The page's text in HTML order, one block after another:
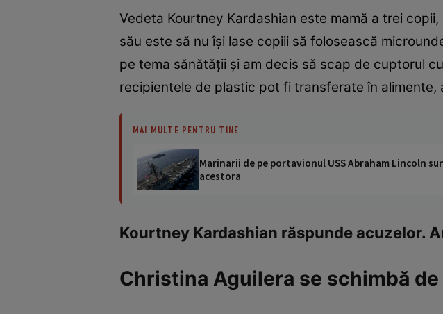
Vedeta Kourtney Kardashian este mamă a trei
său este să nu îşi lase copiii să folosească
pe tema sănătăţii şi am decis să scap de cuptorul
recipientele de plastic pot fi transferate în
MAI MULTE PENTRU TINE
Marinarii de pe portavionul USS Abraham Lincoln
acestora
Kourtney Kardashian răspunde acuzelor.
Christina Aguilera se schimbă